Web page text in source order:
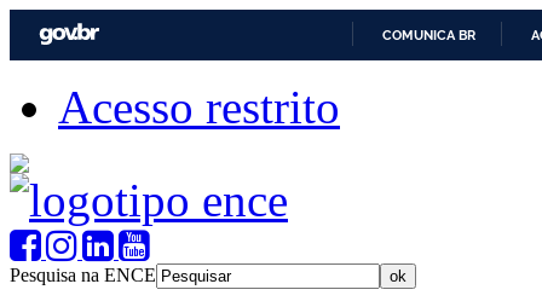
COMUNICA BR
Acesso restrito
Pesquisa na ENCE